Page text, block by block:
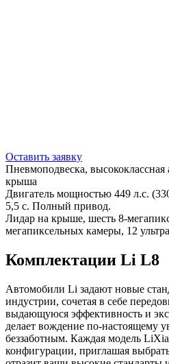
Оставить заявку
Пневмоподвеска, высококлассная
крыша
Двигатель мощностью 449 л.с.
5,5 с. Полный привод.
Лидар на крыше, шесть 8-
мегапиксельных камеры, 12
Комплектации Li L8
Автомобили Li задают новые
индустрии, сочетая в себе
выдающуюся эффективность и
делает вождение по-настоящему
беззаботным. Каждая модель
конфигурации, приглашая